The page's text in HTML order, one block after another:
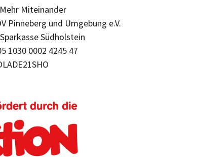
Mehr Miteinander
Pinneberg und Umgebung e.V.
Sparkasse Südholstein
1030 0002 4245 47